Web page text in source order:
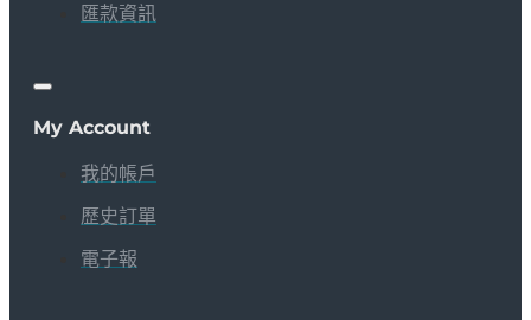
匯款資訊
My Account
我的帳戶
歷史訂單
電子報